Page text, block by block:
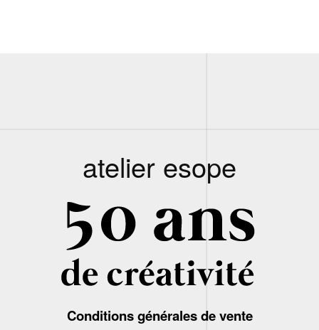
atelier esope
Conditions générales de vente